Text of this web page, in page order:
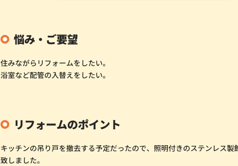
悩み・ご要望
住みながらリフォームをしたい。
浴室など配管の入替えをしたい。
リフォームのポイント
キッチンの吊り戸を撤去する予定だったので、照明付きのステンレス製
致しました。